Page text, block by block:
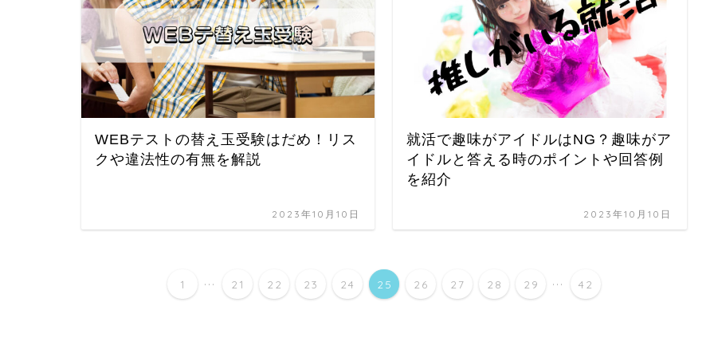
WEBテストの替え玉受験はだめ！リス
クや違法性の有無を解説
2023年10月10日
就活で趣味がアイドルはNG？趣味がア
イドルと答える時のポイントや回答例
を紹介
2023年10月10日
1 ... 21 22 23 24 25 26 27 28 29 ... 42